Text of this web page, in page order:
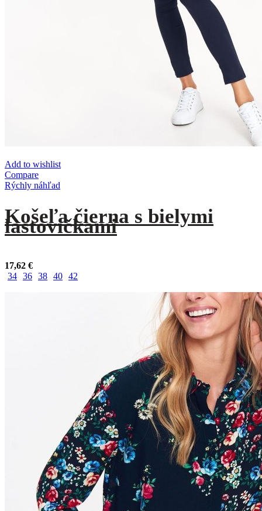
Add to wishlist
Compare
Rýchly náhľad
Košeľa čierna s bielymi
lastovičkami
17,62 €
34 36 38 40 42